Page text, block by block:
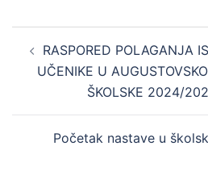
navigation
RASPORED POLAGANJA
UČENIKE U
ŠKOLSKE 2024/
Početak nastave u